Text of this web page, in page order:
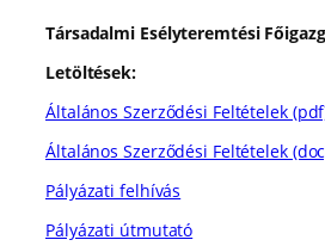
Társadalmi Esélyteremtési
Letöltések:
Általános Szerződési Feltételek
Általános Szerződési Feltételek
Pályázati felhívás
Pályázati útmutató